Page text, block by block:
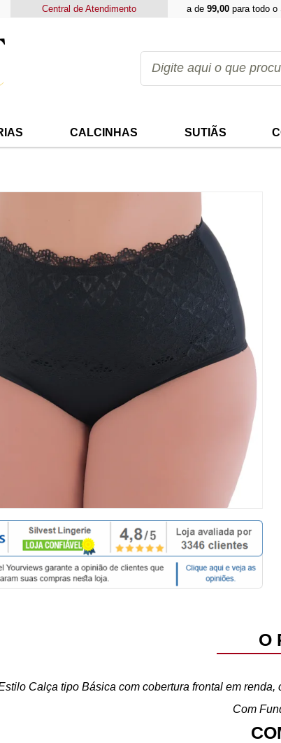
Central de Atendimento
Frete Grátis para compras acima de 99,00para todo o
CALCINHAS SUTIÃS
O
Calça tipo Básica com cobertura frontal em
Com